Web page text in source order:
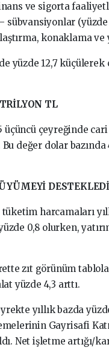
ve sigorta
sübvansiyonlar
konaklama
yüzde 12,7
TL
üçüncü çeyreğinde
değer dolar
DESTEKLEDİ
harcamaları
0,8 olurken,
zıt görünüm
yüzde 4,3 arttı.
yıllık bazda
Gayrisafi
Net işletme artığı/